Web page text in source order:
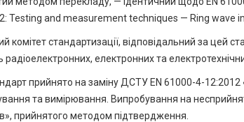
Testing and measurement techniques — Ring wave
комітет стандартизації, відповідальний за цей
радіоелектронних, електронних та
прийнято на заміну ДСТУ EN 61000-4-12:2012
та вимірювання. Випробування на
прийнятого методом підтвердження.